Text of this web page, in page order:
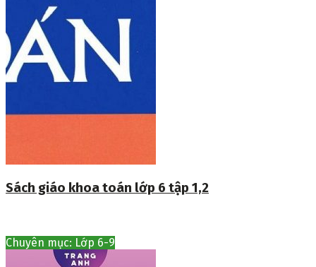
Sách giáo khoa toán lớp 6 tập 1,2
Chuyên mục: Lớp 6-9